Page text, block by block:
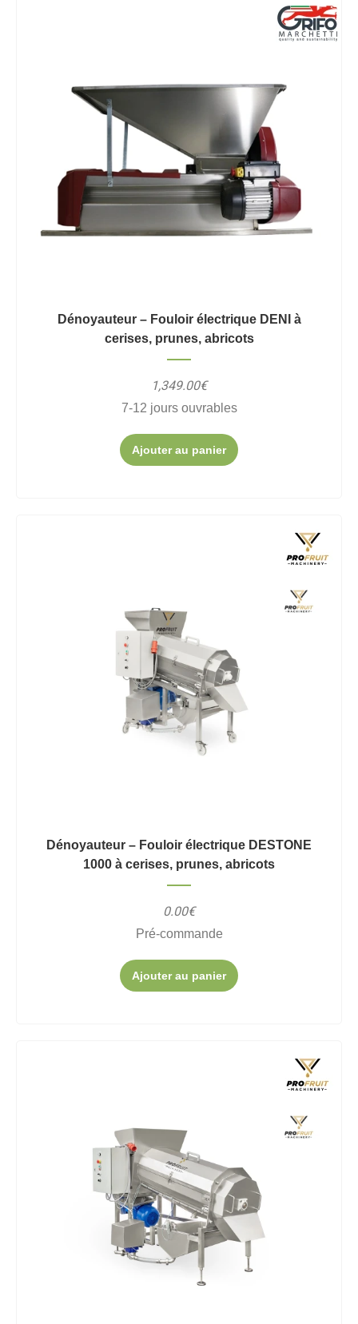
Dénoyauteur – Fouloir électrique DENI à
cerises, prunes, abricots
1,349.00€
7-12 jours ouvrables
Ajouter au panier
Dénoyauteur – Fouloir électrique DESTONE
1000 à cerises, prunes, abricots
0.00€
Pré-commande
Ajouter au panier